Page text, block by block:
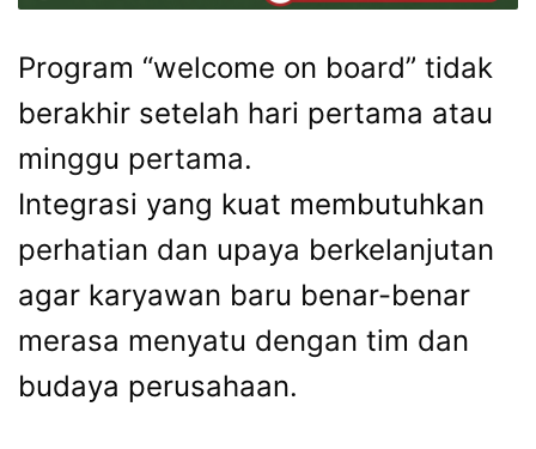
Program “welcome on board” tidak
berakhir setelah hari pertama atau
minggu pertama.
Integrasi yang kuat membutuhkan
perhatian dan upaya berkelanjutan
agar karyawan baru benar-benar
merasa menyatu dengan tim dan
budaya perusahaan.